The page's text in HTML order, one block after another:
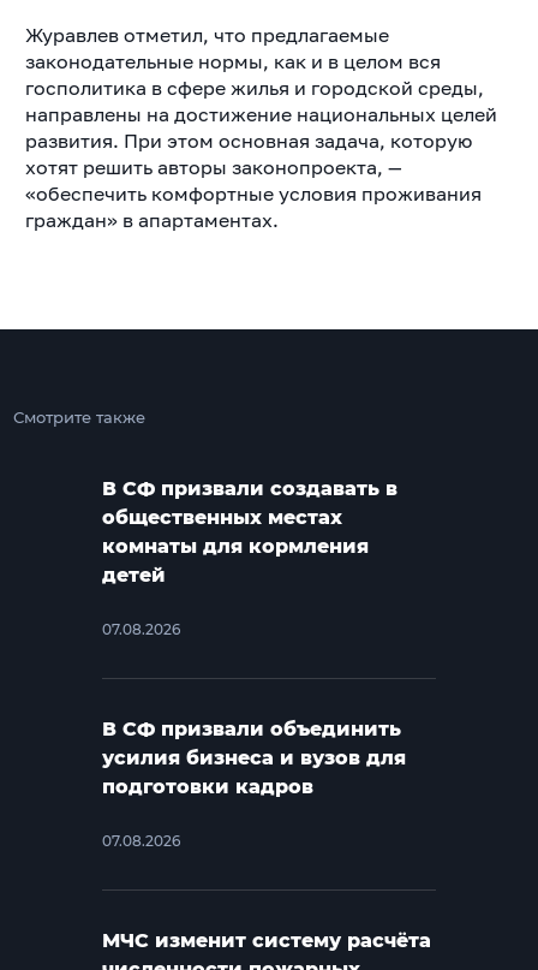
Журавлев отметил, что предлагаемые
законодательные нормы, как и в целом вся
госполитика в сфере жилья и городской среды,
направлены на достижение национальных целей
развития. При этом основная задача, которую
хотят решить авторы законопроекта, —
«обеспечить комфортные условия проживания
граждан» в апартаментах.
Смотрите также
В СФ призвали создавать в
общественных местах
комнаты для кормления
детей
07.08.2026
В СФ призвали объединить
усилия бизнеса и вузов для
подготовки кадров
07.08.2026
МЧС изменит систему расчёта